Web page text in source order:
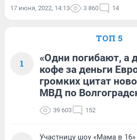
17 июня, 2022, 14:13 3 860 14
ТОП 5
1
«Одни погибают, а
кофе за деньги
громких цитат
МВД по
39 603 152
Участницу шоу «Мама в 16»